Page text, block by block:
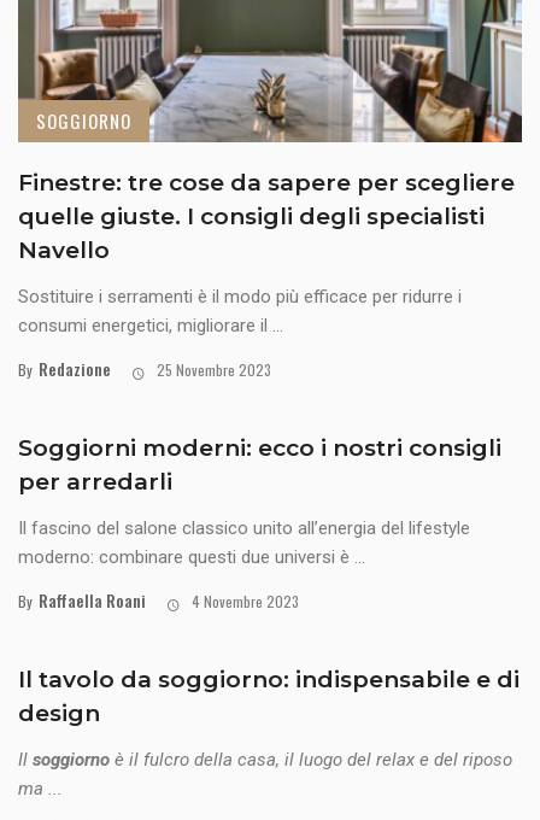
SOGGIORNO
Finestre: tre cose da sapere per scegliere
quelle giuste. I consigli degli specialisti
Navello
Sostituire i serramenti è il modo più efficace per ridurre i
consumi energetici, migliorare il ...
By Redazione 25 Novembre 2023
Soggiorni moderni: ecco i nostri consigli
per arredarli
Il fascino del salone classico unito all’energia del lifestyle
moderno: combinare questi due universi è ...
By Raffaella Roani 4 Novembre 2023
Il tavolo da soggiorno: indispensabile e di
design
Il soggiorno è il fulcro della casa, il luogo del relax e del riposo
ma ...